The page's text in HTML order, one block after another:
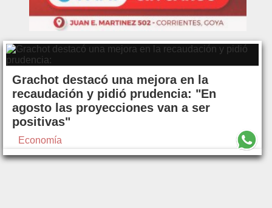
Grachot destacó una mejora en la
recaudación y pidió prudencia: "En
agosto las proyecciones van a ser
positivas"
Economía